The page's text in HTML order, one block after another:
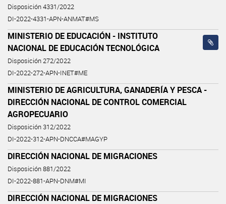
Disposición 4331/2022
DI-2022-4331-APN-ANMAT#MS
MINISTERIO DE EDUCACIÓN - INSTITUTO
NACIONAL DE EDUCACIÓN TECNOLÓGICA
Disposición 272/2022
DI-2022-272-APN-INET#ME
MINISTERIO DE AGRICULTURA, GANADERÍA Y PESCA -
DIRECCIÓN NACIONAL DE CONTROL COMERCIAL
AGROPECUARIO
Disposición 312/2022
DI-2022-312-APN-DNCCA#MAGYP
DIRECCIÓN NACIONAL DE MIGRACIONES
Disposición 881/2022
DI-2022-881-APN-DNM#MI
DIRECCIÓN NACIONAL DE MIGRACIONES